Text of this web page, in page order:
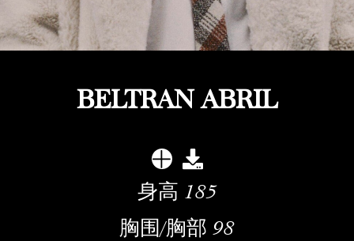
BELTRAN ABRIL
身高 185
胸围/胸部 98